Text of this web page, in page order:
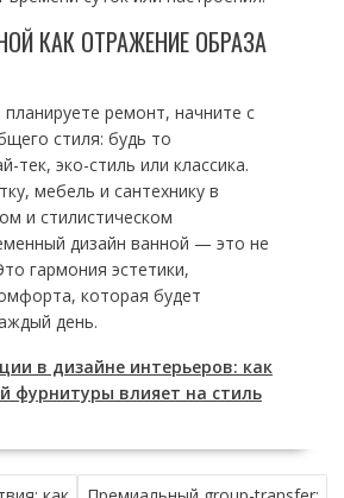
КАК ОТРАЖЕНИЕ ОБРАЗА
ремонт, начните с
стиля: будь то
тек, эко-стиль или классика.
мебель и сантехнику в
и стилистическом
дизайн ванной — это не
гармония эстетики,
которая будет
день.
в дизайне интерьеров: как
фурнитуры влияет на стиль